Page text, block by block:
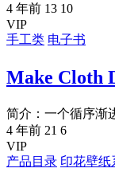
4 年前 13 10
VIP
手工类 电子书
Make Cloth
简介：一个循序渐
4 年前 21 6
VIP
产品目录 印花壁纸